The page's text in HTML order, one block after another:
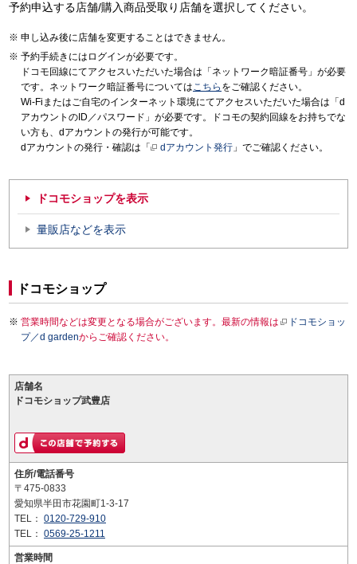
予約申込する店舗/購入商品受取り店舗を選択してください。
申し込み後に店舗を変更することはできません。
予約手続きにはログインが必要です。
ドコモ回線にてアクセスいただいた場合は「ネットワーク暗証番号」が必要
です。ネットワーク暗証番号についてはこちら をご確認ください。
Wi-Fiまたはご自宅のインターネット環境にてアクセスいただいた場合は「d
アカウントのID／パスワード」が必要です。ドコモの契約回線をお持ちでな
い方も、dアカウントの発行が可能です。
dアカウントの発行・確認は「
dアカウント発行 」でご確認ください。
ドコモショップを表示
量販店などを表示
ドコモショップ
営業時間などは変更となる場合がございます。最新の情報は
ドコモショッ
プ／d gardenからご確認ください。
店舗名
ドコモショップ武豊店
住所/電話番号
〒475-0833
愛知県半田市花園町1-3-17
TEL： 0120-729-910
TEL： 0569-25-1211
営業時間